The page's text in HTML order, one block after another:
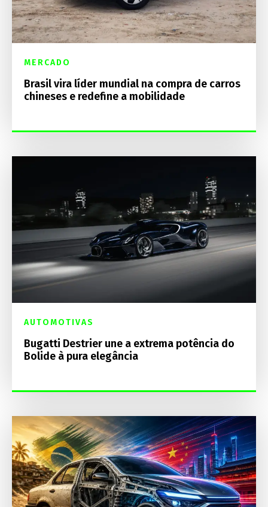
MERCADO
Brasil vira líder mundial na compra de carros
chineses e redefine a mobilidade
AUTOMOTIVAS
Bugatti Destrier une a extrema potência do
Bolide à pura elegância